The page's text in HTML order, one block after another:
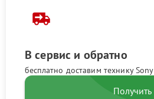
В сервис и обратно
бесплатно доставим технику Sony
Получить